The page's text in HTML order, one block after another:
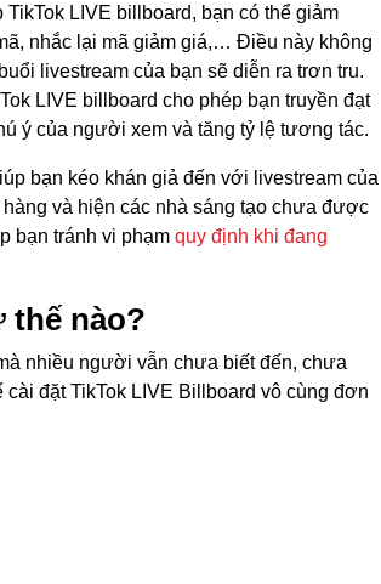
TikTok LIVE billboard, bạn có thể giảm
nhắc lại mã giảm giá,… Điều này không
livestream của bạn sẽ diễn ra trơn tru.
LIVE billboard cho phép bạn truyền đạt
ý của người xem và tăng tỷ lệ tương tác.
bạn kéo khán giả đến với livestream của
và hiện các nhà sáng tạo chưa được
bạn tránh vi phạm quy định khi đang
thế nào?
nhiều người vẫn chưa biết đến, chưa
đặt TikTok LIVE Billboard vô cùng đơn